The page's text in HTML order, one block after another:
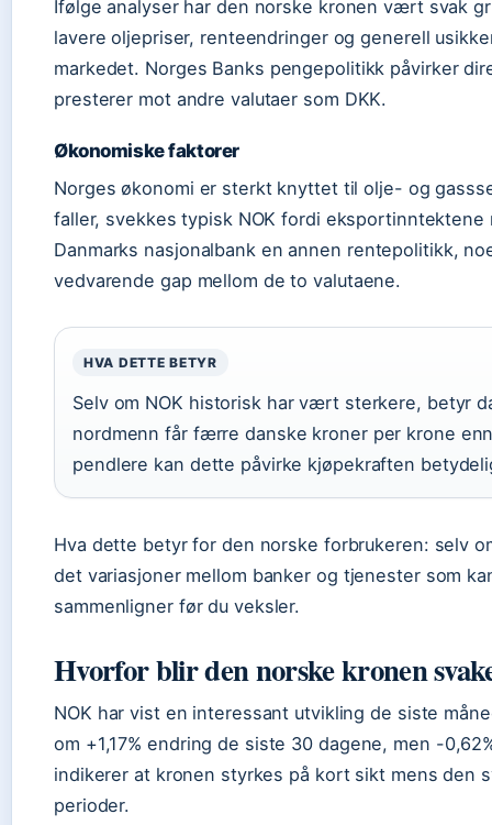
Ifølge analyser har den norske kronen vært svak
lavere oljepriser, renteendringer og generell
markedet. Norges Banks pengepolitikk påvirker
presterer mot andre valutaer som DKK.
Økonomiske faktorer
Norges økonomi er sterkt knyttet til olje- og
faller, svekkes typisk NOK fordi eksportinntektene
Danmarks nasjonalbank en annen rentepolitikk,
vedvarende gap mellom de to valutaene.
HVA DETTE BETYR
Selv om NOK historisk har vært sterkere, betyr
nordmenn får færre danske kroner per krone
pendlere kan dette påvirke kjøpekraften
Hva dette betyr for den norske forbrukeren: selv
det variasjoner mellom banker og tjenester som
sammenligner før du veksler.
Hvorfor blir den norske kronen
NOK har vist en interessant utvikling de siste
om +1,17% endring de siste 30 dagene, men -
indikerer at kronen styrkes på kort sikt mens den
perioder.